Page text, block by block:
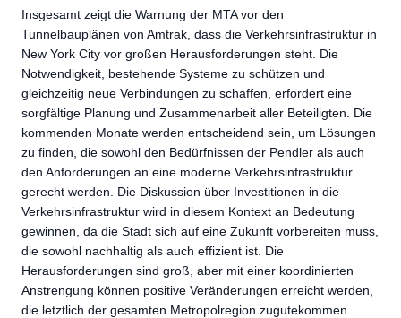
Insgesamt zeigt die Warnung der MTA vor den
Tunnelbauplänen von Amtrak, dass die Verkehrsinfrastruktur in
New York City vor großen Herausforderungen steht. Die
Notwendigkeit, bestehende Systeme zu schützen und
gleichzeitig neue Verbindungen zu schaffen, erfordert eine
sorgfältige Planung und Zusammenarbeit aller Beteiligten. Die
kommenden Monate werden entscheidend sein, um Lösungen
zu finden, die sowohl den Bedürfnissen der Pendler als auch
den Anforderungen an eine moderne Verkehrsinfrastruktur
gerecht werden. Die Diskussion über Investitionen in die
Verkehrsinfrastruktur wird in diesem Kontext an Bedeutung
gewinnen, da die Stadt sich auf eine Zukunft vorbereiten muss,
die sowohl nachhaltig als auch effizient ist. Die
Herausforderungen sind groß, aber mit einer koordinierten
Anstrengung können positive Veränderungen erreicht werden,
die letztlich der gesamten Metropolregion zugutekommen.